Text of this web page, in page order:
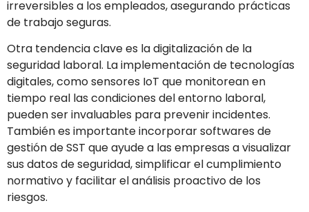
irreversibles a los empleados, asegurando prácticas
de trabajo seguras.
Otra tendencia clave es la digitalización de la
seguridad laboral. La implementación de tecnologías
digitales, como sensores IoT que monitorean en
tiempo real las condiciones del entorno laboral,
pueden ser invaluables para prevenir incidentes.
También es importante incorporar softwares de
gestión de SST que ayude a las empresas a visualizar
sus datos de seguridad, simplificar el cumplimiento
normativo y facilitar el análisis proactivo de los
riesgos.